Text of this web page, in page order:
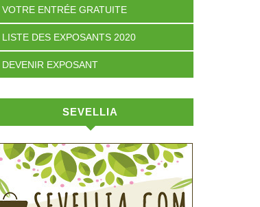
VOTRE ENTRÉE GRATUITE
LISTE DES EXPOSANTS 2020
DEVENIR EXPOSANT
SEVELLIA